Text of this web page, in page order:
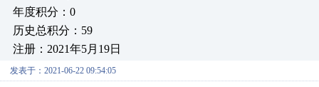
年度积分：0
历史总积分：59
注册：2021年5月19日
发表于：2021-06-22 09:54:05